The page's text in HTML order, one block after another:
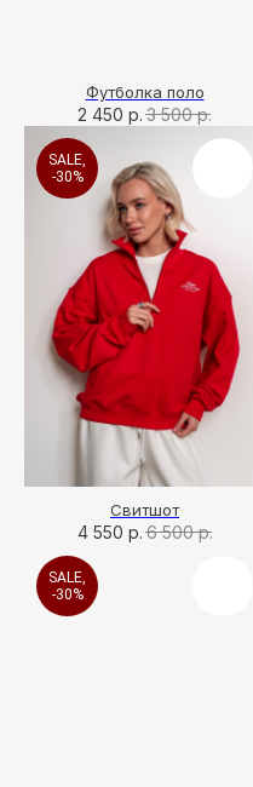
Футболка поло
2 450 р. 3 500 р.
SALE,
-30%
Свитшот
4 550 р. 6 500 р.
SALE,
-30%